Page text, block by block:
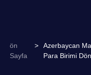
ön
Sayfa
>
Azerbaycan
Para Birimi